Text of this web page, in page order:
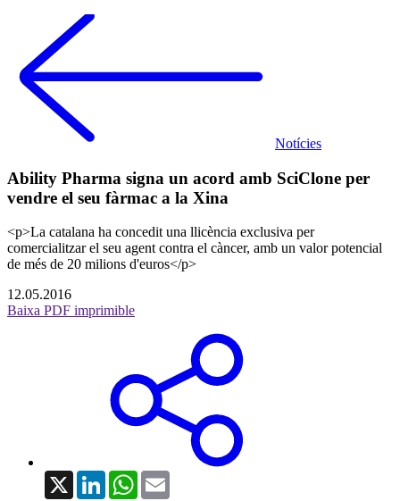
Notícies
Ability Pharma signa un acord amb SciClone per
vendre el seu fàrmac a la Xina
<p>La catalana ha concedit una llicència exclusiva per
comercialitzar el seu agent contra el càncer, amb un valor potencial
de més de 20 milions d'euros</p>
12.05.2016
Baixa PDF imprimible
X LinkedInWhatsApp